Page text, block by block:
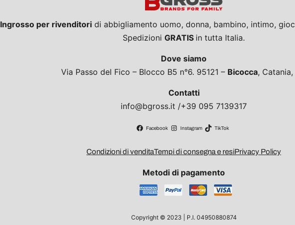
Ingrosso per rivenditori di abbigliamento uomo, donna, bambino, intimo,
Spedizioni GRATIS in tutta Italia.
Dove siamo
Via Passo del Fico – Blocco B5 n°6. 95121 – Bicocca,
Contatti
info@bgross.it /+39 095 7139317
Facebook Instagram TikTok
Condizioni di venditaTempi di consegna e resiPrivacy Policy
Metodi di pagamento
Copyright © 2023 | P.I. 04950880874